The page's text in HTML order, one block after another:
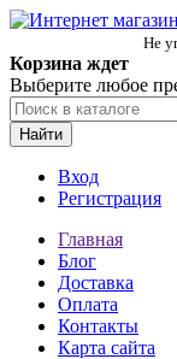
Не
Корзина ждет
Выберите любое
Найти
Вход
Регистрация
Главная
Блог
Доставка
Оплата
Контакты
Карта сайта